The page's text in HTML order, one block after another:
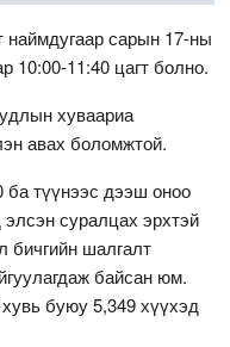
наймдугаар сарын 17-ны
10:00-11:40 цагт болно.
хуваариа
авах боломжтой.
ба түүнээс дээш оноо
суралцах эрхтэй
бичгийн шалгалт
байсан юм.
буюу 5,349 хүүхэд